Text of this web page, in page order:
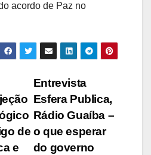
acordo de Paz no
Entrevista
Esfera Publica,
Rádio Guaíba –
o que esperar
do governo
de
e